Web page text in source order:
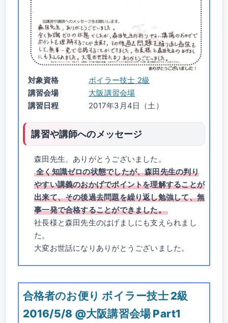
対象資格
ボイラー技士 2級
講習会場
大阪講習会場
講習日程
2017年3月4日（土）
講習や講師へのメッセージ
森田先生、ありがとうございました。
全く知識ゼロの状態でしたが、森田先生の判り
やすい講義のおかげでポイントを理解することが
出来て、その後過去問題を繰り返し勉強して、無
事一発で合格することができました。
社長様と森田先生のはげましにも支えられまし
た。
大変お世話になりありがとうございました。
合格者のお便り ボイラー技士 2級
2016/5/8 @大阪講習会場 Part1